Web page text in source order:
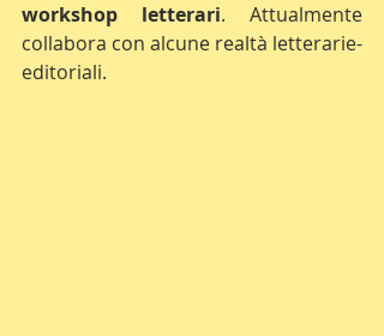
workshop letterari. Attualmente
collabora con alcune realtà letterarie-
editoriali.